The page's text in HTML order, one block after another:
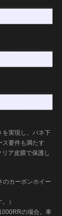
を実現し、バネ下
ス要件も満たす
ア皮膜で保護し
のカーボンホイー
）
の場合。車